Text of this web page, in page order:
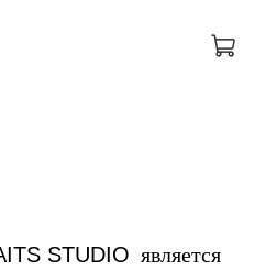
STUDIO является